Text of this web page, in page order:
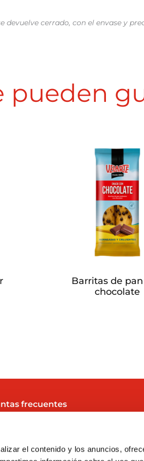
el contenido y los anuncios,
cerrado, con el envase y
pueden
Barritas de
chocolate
frecuentes